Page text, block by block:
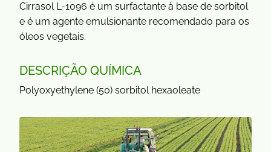
Cirrasol L-1096 é um surfactante à base de sorbitol
e é um agente emulsionante recomendado para os
óleos vegetais.
DESCRIÇÃO QUÍMICA
Polyoxyethylene (50) sorbitol hexaoleate